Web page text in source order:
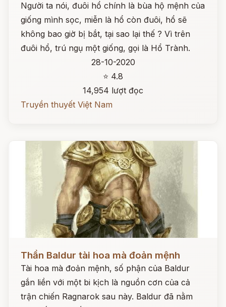
Người ta nói, đuôi hổ chính là bùa hộ mệnh của
giống mình sọc, miễn là hổ còn đuôi, hổ sẽ
không bao giờ bị bắt, tại sao lại thế ? Vì trên
đuôi hổ, trú ngụ một giống, gọi là Hổ Trành.
28-10-2020
⭐ 4.8
14,954 lượt đọc
Truyền thuyết Việt Nam
Đọc ngay
Thần Baldur tài hoa mà đoản mệnh
Tài hoa mà đoản mệnh, số phận của Baldur
gắn liền với một bi kịch là nguồn cơn của cả
trận chiến Ragnarok sau này. Baldur đã nằm